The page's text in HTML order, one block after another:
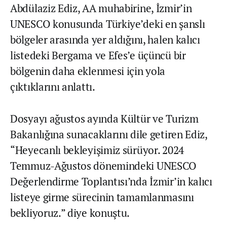
Abdülaziz Ediz, AA muhabirine, İzmir’in
UNESCO konusunda Türkiye’deki en şanslı
bölgeler arasında yer aldığını, halen kalıcı
listedeki Bergama ve Efes’e üçüncü bir
bölgenin daha eklenmesi için yola
çıktıklarını anlattı.
Dosyayı ağustos ayında Kültür ve Turizm
Bakanlığına sunacaklarını dile getiren Ediz,
“Heyecanlı bekleyişimiz sürüyor. 2024
Temmuz-Ağustos dönemindeki UNESCO
Değerlendirme Toplantısı’nda İzmir’in kalıcı
listeye girme sürecinin tamamlanmasını
bekliyoruz.” diye konuştu.